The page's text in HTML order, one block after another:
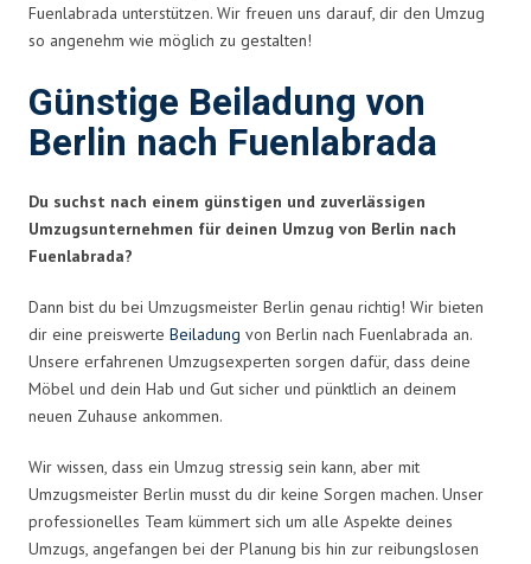
Fuenlabrada unterstützen. Wir freuen uns darauf, dir den Umzug
so angenehm wie möglich zu gestalten!
Günstige Beiladung von
Berlin nach Fuenlabrada
Du suchst nach einem günstigen und zuverlässigen
Umzugsunternehmen für deinen Umzug von Berlin nach
Fuenlabrada?
Dann bist du bei Umzugsmeister Berlin genau richtig! Wir bieten
dir eine preiswerte Beiladung von Berlin nach Fuenlabrada an.
Unsere erfahrenen Umzugsexperten sorgen dafür, dass deine
Möbel und dein Hab und Gut sicher und pünktlich an deinem
neuen Zuhause ankommen.
Wir wissen, dass ein Umzug stressig sein kann, aber mit
Umzugsmeister Berlin musst du dir keine Sorgen machen. Unser
professionelles Team kümmert sich um alle Aspekte deines
Umzugs, angefangen bei der Planung bis hin zur reibungslosen